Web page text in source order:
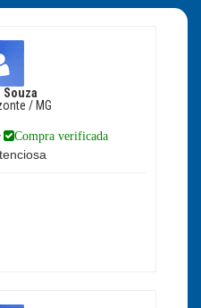
/ MG
Compra verificada